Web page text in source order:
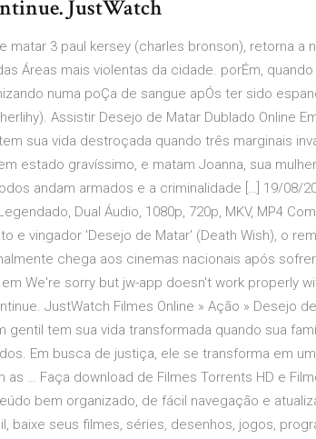
JustWatch
matar 3 paul kersey (charles bronson), retorna a
Áreas mais violentas da cidade. porÉm,
numa poÇa de sangue apÓs ter sido
Assistir Desejo de Matar Dublado Online
sua vida destroçada quando três marginais
estado gravíssimo, e matam Joanna, sua
andam armados e a criminalidade […] 19/08/
Dual Áudio, 1080p, 720p, MKV, MP4
e vingador 'Desejo de Matar' (Death Wish), o
chega aos cinemas nacionais após
We're sorry but jw-app doesn't work properly
JustWatch Filmes Online » Ação » Desejo
gentil tem sua vida transformada quando sua
Em busca de justiça, ele se transforma em
… Faça download de Filmes Torrents HD e
bem organizado, de fácil navegação e
baixe seus filmes, séries, desenhos, jogos,